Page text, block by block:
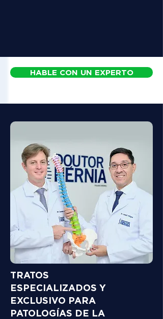
HABLE CON UN EXPERTO
TRATOS
ESPECIALIZADOS Y
EXCLUSIVO PARA
PATOLOGÍAS DE LA